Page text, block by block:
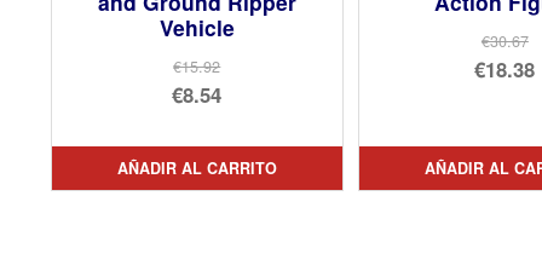
Vehicle
€15.92
El
original
era:
€8.54
precio
actual
AÑADIR AL CARRITO
€30.67
El
era:
€18.38
es:
AÑADIR AL